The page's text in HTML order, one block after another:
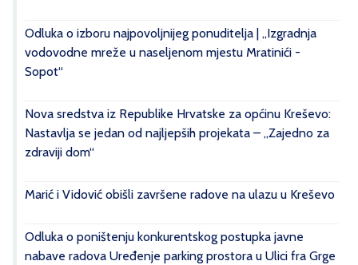
Odluka o izboru najpovoljnijeg ponuditelja | „Izgradnja
vodovodne mreže u naseljenom mjestu Mratinići -
Sopot“
Nova sredstva iz Republike Hrvatske za općinu Kreševo:
Nastavlja se jedan od najljepših projekata – „Zajedno za
zdraviji dom“
Marić i Vidović obišli završene radove na ulazu u Kreševo
Odluka o poništenju konkurentskog postupka javne
nabave radova Uređenje parking prostora u Ulici fra Grge